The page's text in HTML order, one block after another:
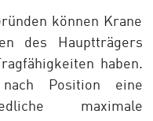
können Krane
des Hauptträgers
haben.
Position eine
maximale